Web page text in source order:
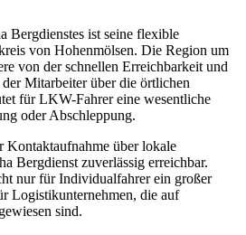
Bergdienstes ist seine flexible
von Hohenmölsen. Die Region um
von der schnellen Erreichbarkeit und
Mitarbeiter über die örtlichen
für LKW-Fahrer eine wesentliche
oder Abschleppung.
über lokale
Bergdienst zuverlässig erreichbar.
nur für Individualfahrer ein großer
Logistikunternehmen, die auf
sind.